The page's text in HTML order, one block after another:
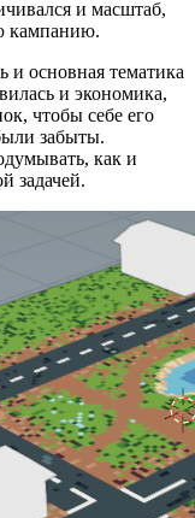
и масштаб,
кампанию.
и основная тематика
и экономика,
чтобы себе его
забыты.
как и
задачей.